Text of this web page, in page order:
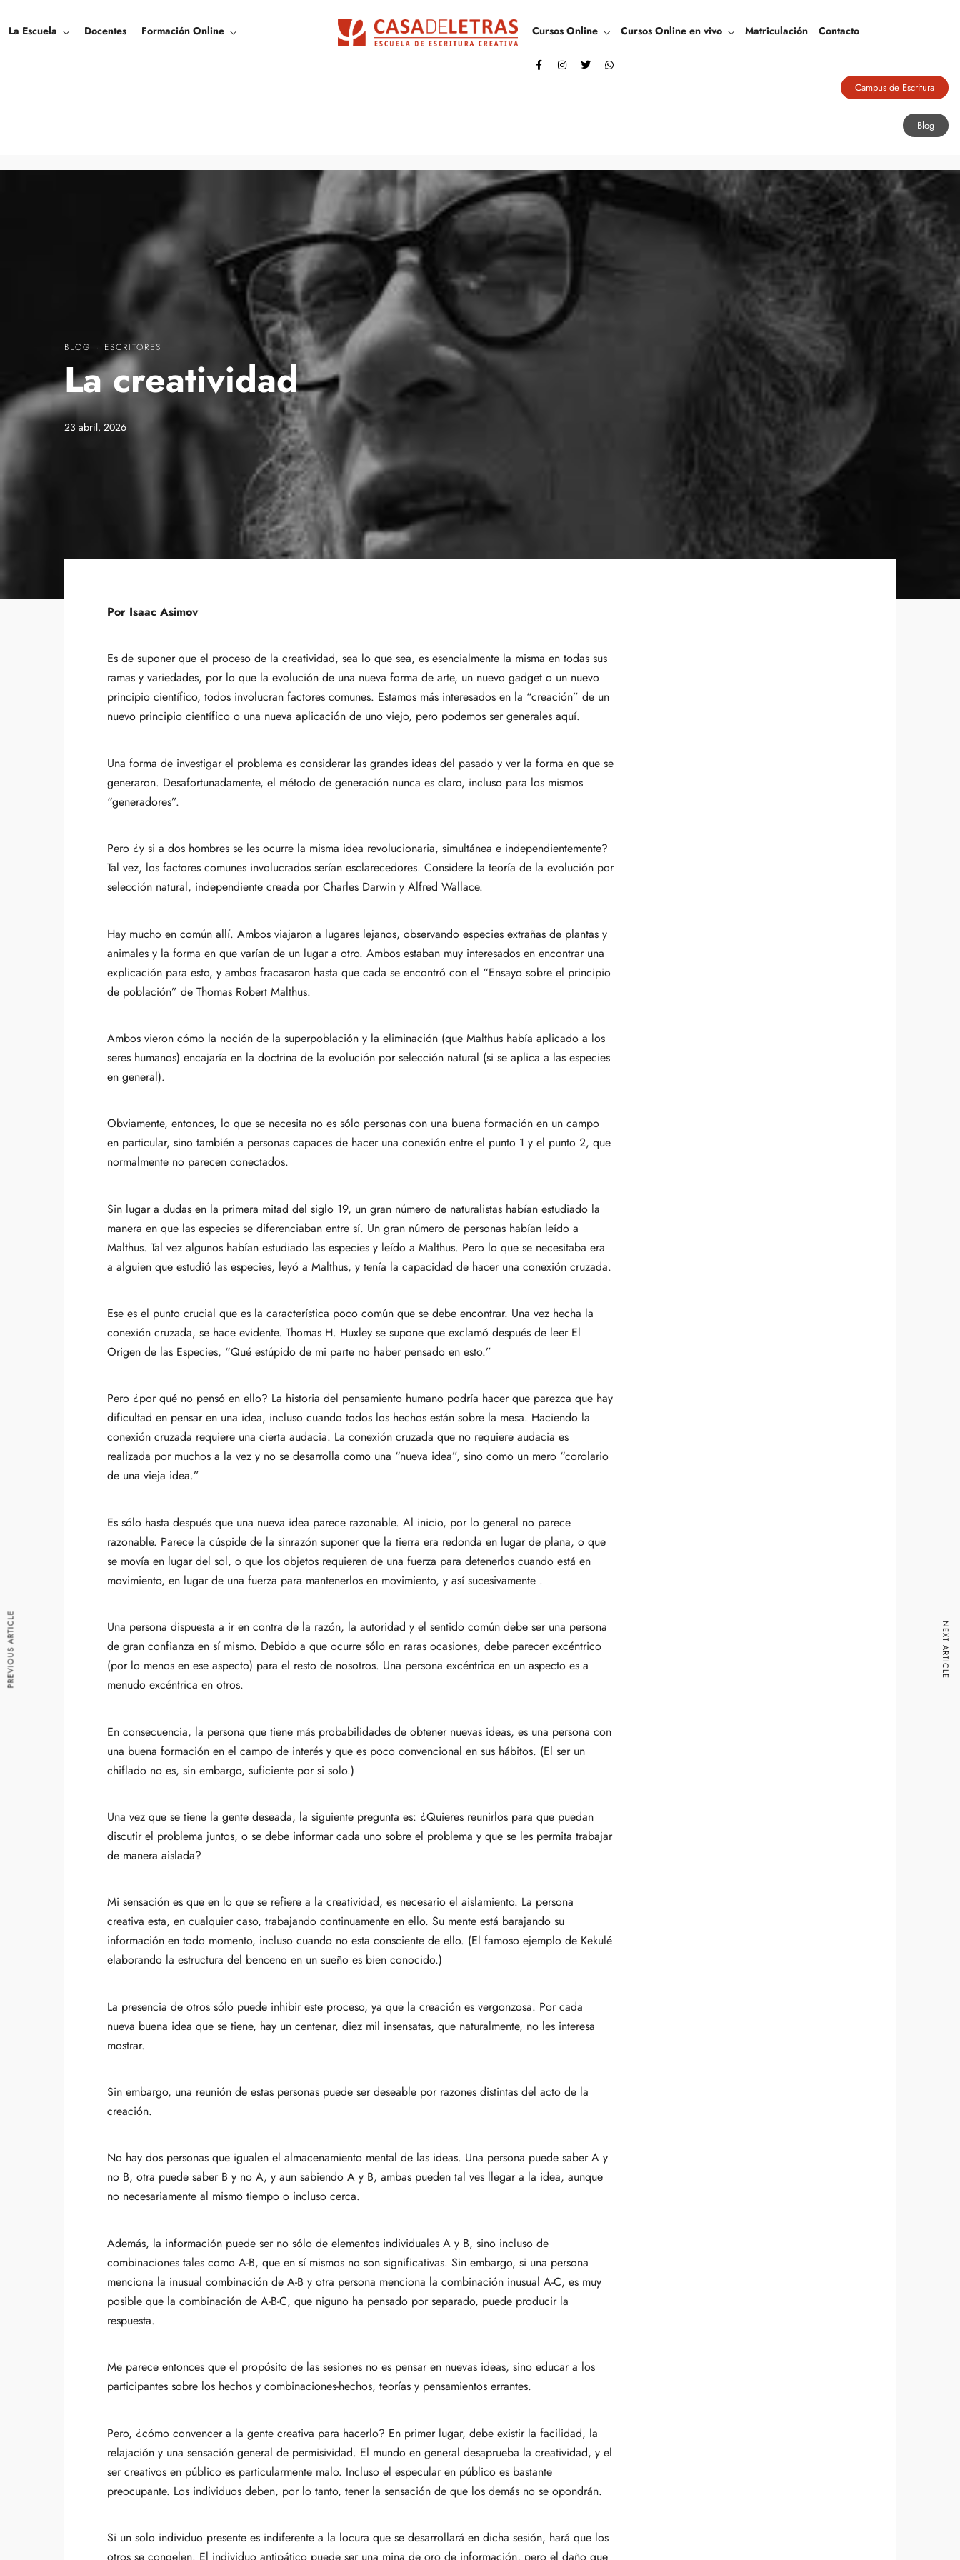
La Escuela Docentes Formación Online Cursos Online Cursos Online en vivo Matriculación Contacto
Campus de Escritura
Blog
BLOG · ESCRITORES
La creatividad
23 abril, 2026
Por Isaac Asimov
Es de suponer que el proceso de la creatividad, sea lo que sea, es esencialmente la misma en todas sus
ramas y variedades, por lo que la evolución de una nueva forma de arte, un nuevo gadget o un nuevo
principio científico, todos involucran factores comunes. Estamos más interesados ​​en la “creación” de un
nuevo principio científico o una nueva aplicación de uno viejo, pero podemos ser generales aquí.
Una forma de investigar el problema es considerar las grandes ideas del pasado y ver la forma en que se
generaron. Desafortunadamente, el método de generación nunca es claro, incluso para los mismos
“generadores”.
Pero ¿y si a dos hombres se les ocurre la misma idea revolucionaria, simultánea e independientemente?
Tal vez, los factores comunes involucrados serían esclarecedores. Considere la teoría de la evolución por
selección natural, independiente creada por Charles Darwin y Alfred Wallace.
Hay mucho en común allí. Ambos viajaron a lugares lejanos, observando especies extrañas de plantas y
animales y la forma en que varían de un lugar a otro. Ambos estaban muy interesados ​​en encontrar una
explicación para esto, y ambos fracasaron hasta que cada se encontró con el “Ensayo sobre el principio
de población” de Thomas Robert Malthus.
Ambos vieron cómo la noción de la superpoblación y la eliminación (que Malthus había aplicado a los
seres humanos) encajaría en la doctrina de la evolución por selección natural (si se aplica a las especies
en general).
Obviamente, entonces, lo que se necesita no es sólo personas con una buena formación en un campo
en particular, sino también a personas capaces de hacer una conexión entre el punto 1 y el punto 2, que
normalmente no parecen conectados.
Sin lugar a dudas en la primera mitad del siglo 19, un gran número de naturalistas habían estudiado la
manera en que las especies se diferenciaban entre sí. Un gran número de personas habían leído a
Malthus. Tal vez algunos habían estudiado las especies y leído a Malthus. Pero lo que se necesitaba era
a alguien que estudió las especies, leyó a Malthus, y tenía la capacidad de hacer una conexión cruzada.
Ese es el punto crucial que es la característica poco común que se debe encontrar. Una vez hecha la
conexión cruzada, se hace evidente. Thomas H. Huxley se supone que exclamó después de leer El
Origen de las Especies, “Qué estúpido de mi parte no haber pensado en esto.”
Pero ¿por qué no pensó en ello? La historia del pensamiento humano podría hacer que parezca que hay
dificultad en pensar en una idea, incluso cuando todos los hechos están sobre la mesa. Haciendo la
conexión cruzada requiere una cierta audacia. La conexión cruzada que no requiere audacia es
realizada por muchos a la vez y no se desarrolla como una “nueva idea”, sino como un mero “corolario
de una vieja idea.”
Es sólo hasta después que una nueva idea parece razonable. Al inicio, por lo general no parece
razonable. Parece la cúspide de la sinrazón suponer que la tierra era redonda en lugar de plana, o que
se movía en lugar del sol, o que los objetos requieren de una fuerza para detenerlos cuando está en
movimiento, en lugar de una fuerza para mantenerlos en movimiento, y así sucesivamente .
Una persona dispuesta a ir en contra de la razón, la autoridad y el sentido común debe ser una persona
de gran confianza en sí mismo. Debido a que ocurre sólo en raras ocasiones, debe parecer excéntrico
(por lo menos en ese aspecto) para el resto de nosotros. Una persona excéntrica en un aspecto es a
menudo excéntrica en otros.
En consecuencia, la persona que tiene más probabilidades de obtener nuevas ideas, es una persona con
una buena formación en el campo de interés y que es poco convencional en sus hábitos. (El ser un
chiflado no es, sin embargo, suficiente por si solo.)
Una vez que se tiene la gente deseada, la siguiente pregunta es: ¿Quieres reunirlos para que puedan
discutir el problema juntos, o se debe informar cada uno sobre el problema y que se les permita trabajar
de manera aislada?
Mi sensación es que en lo que se refiere a la creatividad, es necesario el aislamiento. La persona
creativa esta, en cualquier caso, trabajando continuamente en ello. Su mente está barajando su
información en todo momento, incluso cuando no esta consciente de ello. (El famoso ejemplo de Kekulé
elaborando la estructura del benceno en un sueño es bien conocido.)
La presencia de otros sólo puede inhibir este proceso, ya que la creación es vergonzosa. Por cada
nueva buena idea que se tiene, hay un centenar, diez mil insensatas, que naturalmente, no les interesa
mostrar.
Sin embargo, una reunión de estas personas puede ser deseable por razones distintas del acto de la
creación.
No hay dos personas que igualen el almacenamiento mental de las ideas. Una persona puede saber A y
no B, otra puede saber B y no A, y aun sabiendo A y B, ambas pueden tal ves llegar a la idea, aunque
no necesariamente al mismo tiempo o incluso cerca.
Además, la información puede ser no sólo de elementos individuales A y B, sino incluso de
combinaciones tales como A-B, que en sí mismos no son significativas. Sin embargo, si una persona
menciona la inusual combinación de A-B y otra persona menciona la combinación inusual A-C, es muy
posible que la combinación de A-B-C, que niguno ha pensado por separado, puede producir la
respuesta.
Me parece entonces que el propósito de las sesiones no es pensar en nuevas ideas, sino educar a los
participantes sobre los hechos y combinaciones-hechos, teorías y pensamientos errantes.
Pero, ¿cómo convencer a la gente creativa para hacerlo? En primer lugar, debe existir la facilidad, la
relajación y una sensación general de permisividad. El mundo en general desaprueba la creatividad, y el
ser creativos en público es particularmente malo. Incluso el especular en público es bastante
preocupante. Los individuos deben, por lo tanto, tener la sensación de que los demás no se opondrán.
Si un solo individuo presente es indiferente a la locura que se desarrollará en dicha sesión, hará que los
otros se congelen. El individuo antipático puede ser una mina de oro de información, pero el daño que
PREVIOUS ARTICLE NEXT ARTICLE